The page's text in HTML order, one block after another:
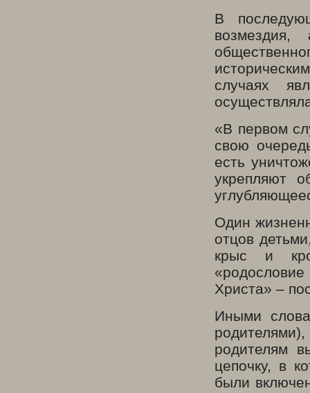
В
случаях
«В первом
свою
есть
укрепляют
Один
отцов
крыс и
Христа» –
Иными
родителям
цепочку, в
были